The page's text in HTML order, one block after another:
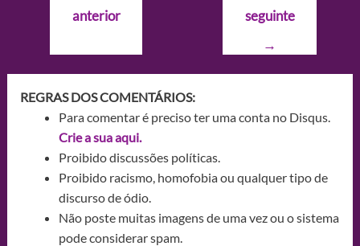
Postanterior
seguinte
→
REGRAS DOS COMENTÁRIOS:
Para comentar é preciso ter uma conta no Disqus.
Crie a sua aqui.
Proibido discussões políticas.
Proibido racismo, homofobia ou qualquer tipo de
discurso de ódio.
Não poste muitas imagens de uma vez ou o sistema
pode considerar spam.